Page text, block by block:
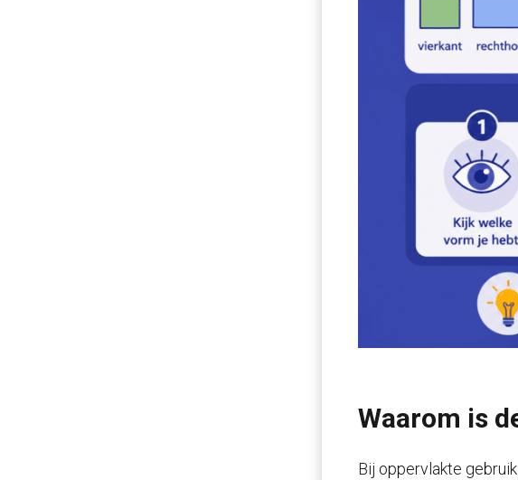
Waarom is
Bij oppervlakte